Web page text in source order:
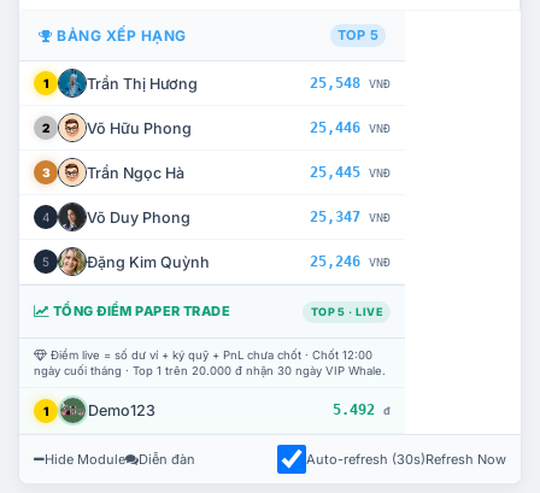
BẢNG XẾP HẠNG TOP 5
1 Trần Thị Hương 25,548 VNĐ
2 Võ Hữu Phong 25,446 VNĐ
3 Trần Ngọc Hà 25,445 VNĐ
4 Võ Duy Phong 25,347 VNĐ
5 Đặng Kim Quỳnh 25,246 VNĐ
TỔNG ĐIỂM PAPER TRADE TOP 5 · LIVE
Điểm live = số dư ví + ký quỹ + PnL chưa chốt · Chốt 12:00
ngày cuối tháng · Top 1 trên 20.000 đ nhận 30 ngày VIP Whale.
1 Demo123 5.492 đ
Hide Module Diễn đàn Auto-refresh (30s)Refresh Now